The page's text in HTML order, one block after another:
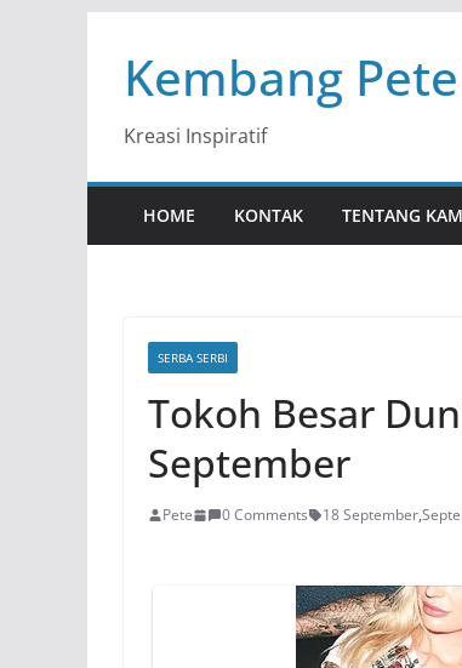
contentKembang Pete
Kreasi Inspiratif
HOME KONTAK TENTANG
SERBA SERBI
Tokoh Besar
September
Pete 0 Comments 18 September,